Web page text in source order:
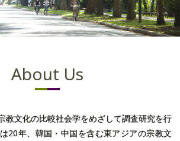
จัย
About Us
教文化の比較社会学をめざして調査研究を行
20年、韓国・中国を含む東アジアの宗教文